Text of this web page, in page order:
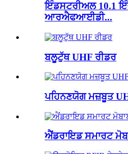
ਇੰਡਸਟਰੀਅਲ 10.1
ਆਰਐਫਆਈਡੀ...
ਬਲੂਟੁੱਥ UHF ਰੀਡਰ
ਪਹਿਨਣਯੋਗ ਮਜ਼ਬੂਤ
ਐਂਡਰਾਇਡ ਸਮਾਰਟ